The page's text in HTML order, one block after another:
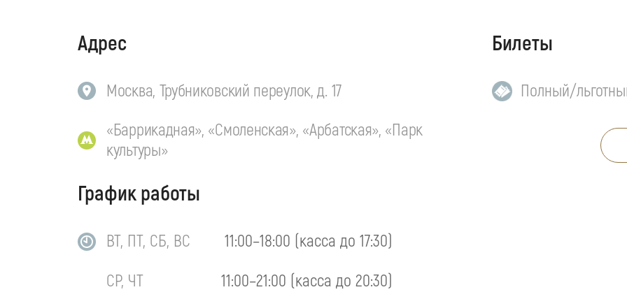
Адрес
Москва, Трубниковский переулок, д. 17
«Баррикадная», «Смоленская», «Арбатская», «Парк
культуры»
График работы
ВТ, ПТ, СБ, ВС
11:00–18:00 (касса до 17:30)
СР, ЧТ
11:00–21:00 (касса до 20:30)
Билеты
Полный/